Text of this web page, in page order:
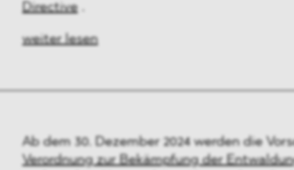
Directive.
weiter lesen
Ab dem 30. Dezember 2024 werden die
Verordnung zur Bekämpfung der